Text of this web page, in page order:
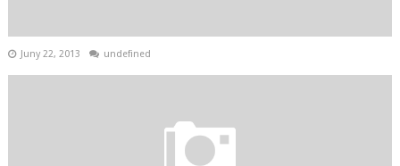
Juny 22, 2013 undefined